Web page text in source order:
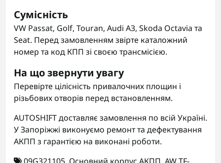
Сумісність
VW Passat, Golf, Touran, Audi A3, Skoda Octavia та
Seat. Перед замовленням звірте каталожний
номер та код КПП зі своєю трансмісією.
На що звернути увагу
Перевірте цілісність привалочних площин і
різьбових отворів перед встановленням.
AUTOSHIFT доставляє замовлення по всій Україні.
У Запоріжжі виконуємо ремонт та дефектування
АКПП з гарантією на виконані роботи.